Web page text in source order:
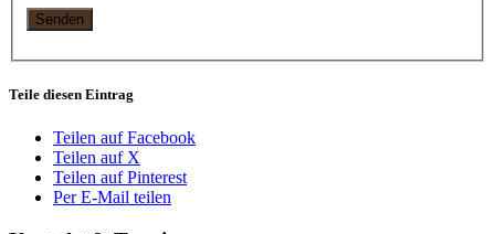
Teile diesen Eintrag
Teilen auf Facebook
Teilen auf X
Teilen auf Pinterest
Per E-Mail teilen